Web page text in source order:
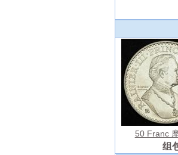
50 Franc
组